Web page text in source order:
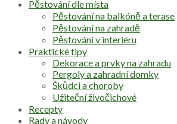
Pěstování dle místa
Pěstování na balkóně a terase
Pěstování na zahradě
Pěstování v interiéru
Praktické tipy
Dekorace a prvky na zahradu
Pergoly a zahradní domky
Škůdci a choroby
Užiteční živočichové
Recepty
Rady a návody